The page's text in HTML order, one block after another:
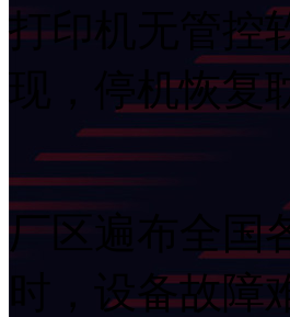
打印机无管控
现，停机恢
厂区遍布全国各
时，设备故